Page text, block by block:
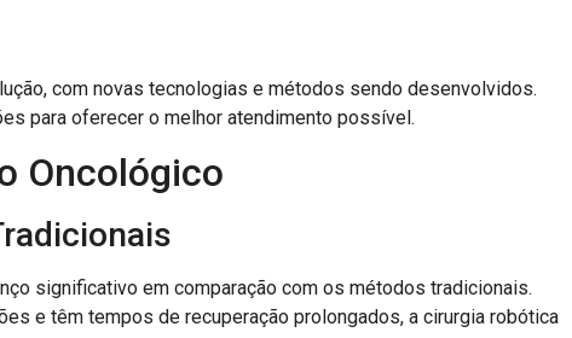
com novas tecnologias e métodos sendo desenvolvidos.
para oferecer o melhor atendimento possível.
Oncológico
significativo em comparação com os métodos tradicionais.
e têm tempos de recuperação prolongados, a cirurgia robótica